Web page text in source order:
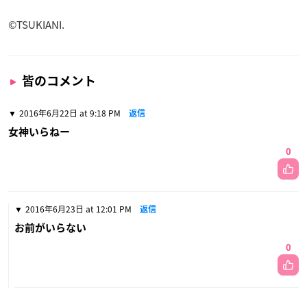
©TSUKIANI.
皆のコメント
2016年6月22日 at 9:18 PM 返信
女神いらねー
0
2016年6月23日 at 12:01 PM 返信
お前がいらない
0